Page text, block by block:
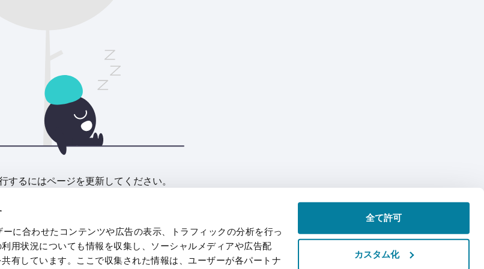
に合わせたコンテンツや広告の表示、トラフィックの分析を行っ
用状況についても情報を収集し、ソーシャルメディアや広告配
有しています。ここで収集された情報は、ユーザーが各パートナ
全て許可
カスタム化
するにはページを更新してください。